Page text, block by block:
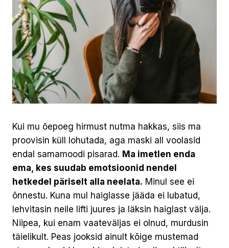
Kui mu õepoeg hirmust nutma hakkas, siis ma
proovisin küll lohutada, aga maski all voolasid
endal samamoodi pisarad. Ma imetlen enda
ema, kes suudab emotsioonid nendel
hetkedel päriselt alla neelata. Minul see ei
õnnestu. Kuna mul haiglasse jääda ei lubatud,
lehvitasin neile lifti juures ja läksin haiglast välja.
Niipea, kui enam vaateväljas ei olnud, murdusin
täielikult. Peas jooksid ainult kõige mustemad